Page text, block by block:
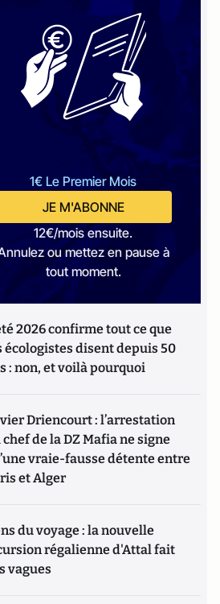
1€ Le Premier Mois
JE M'ABONNE
12€/mois ensuite.
ou mettez en pause à
tout moment.
2026 confirme tout ce que
écologistes disent depuis 50
: non, et voilà pourquoi
Driencourt : l’arrestation
chef de la DZ Mafia ne signe
vraie-fausse détente entre
et Alger
du voyage : la nouvelle
régalienne d'Attal fait
vagues